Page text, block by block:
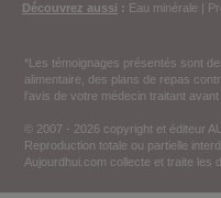
Découvrez aussi : Eau minérale |
*Les témoignages présentés sont
alimentaire, des plans de repas
l'avis de votre médecin traitant
© 2007 - 2026 copyright et éditeur
Reproduction totale ou partielle
Aujourdhui.com collecte et traite les